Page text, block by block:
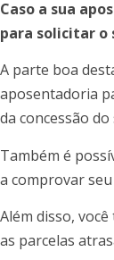
Caso a sua
para solicitar o
A parte boa
aposentadoria
da concessão
Também é
a comprovar
Além disso,
as parcelas